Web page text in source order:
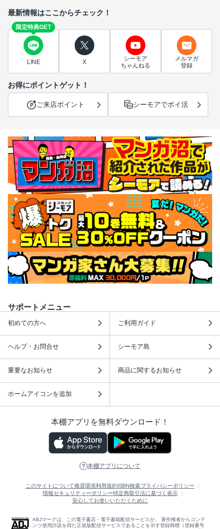
最新情報はここからチェック！
限定特典GET
LINE X
シーモア
ちゃんねる
メルマガ
登録
お得にポイントゲット！
ご来店ポイント シーモアでポイ活
サポートメニュー
初めての方へ ご利用ガイド
ヘルプ・お問合せ シーモア島
重要なお知らせ 商品に関するお知らせ
ホームアイコンを追加
本棚アプリを無料ダウンロード！
本棚アプリについて
このサイトについて推奨環境利用規約ISBN検索プライバシーポリシー
情報セキュリティーポリシー特定商取引法に基づく表示
安心してお使いいただくために
ABJマークは、この電子書店・電子書籍配信サービスが、 著作権者からコンテ
ンツ使用許諾を得た正規版配信サービスであることを示す登録商標（登録番号